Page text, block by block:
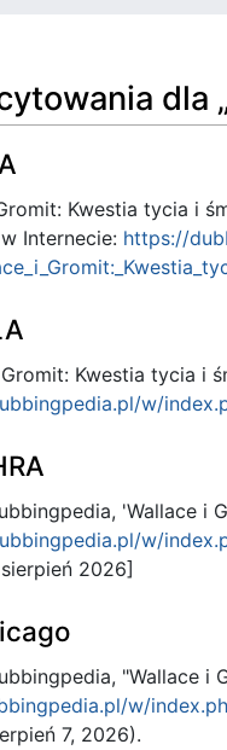
dla
Kwestia tycia i
Internecie: https://
Kwestia tycia i
w/
'Wallace i
w/
2026]
"Wallace i
w/
7, 2026).